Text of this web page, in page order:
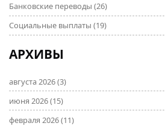
Банковские переводы (26)
Социальные выплаты (19)
АРХИВЫ
августа 2026(3)
июня 2026(15)
февраля 2026(11)